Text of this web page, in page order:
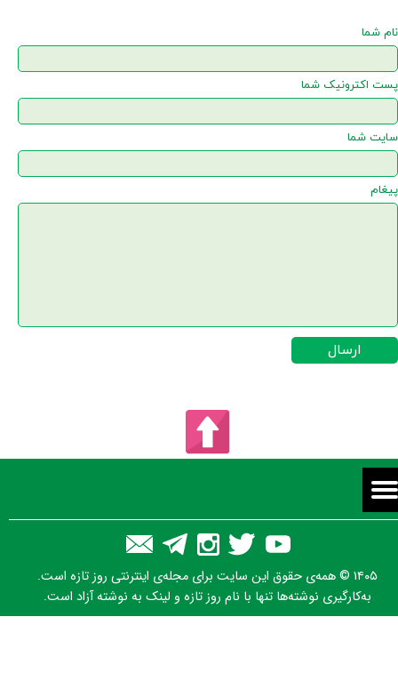
نام شما
پست اکترونیک شما
سایت شما
پیغام
ارسال
۱۴۰۵ © همه‌ی حقوق این سایت برای مجله‌ی اینترنتی روز تازه است.
به‌کارگیری نوشته‌ها تنها با نام روز تازه و لینک به نوشته آزاد است.